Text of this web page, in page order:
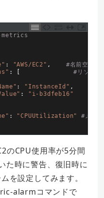
: "AWS/EC2" ,
#名前空間
:
#リソース
: "InstanceId" ,
:
"i-b3dfeb16"
: "CPUUtilization"
#メト
のCPU使用率が5分間
た時に警告、復旧時に
を設定してみます。
alarmコマンドで